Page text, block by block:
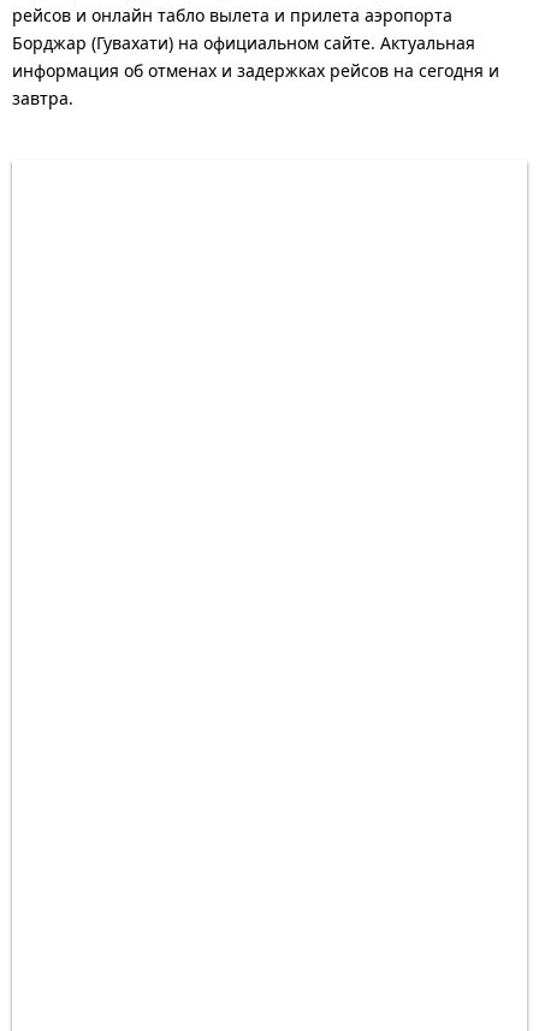
рейсов и онлайн табло вылета и прилета аэропорта
Борджар (Гувахати) на официальном сайте. Актуальная
информация об отменах и задержках рейсов на сегодня и
завтра.